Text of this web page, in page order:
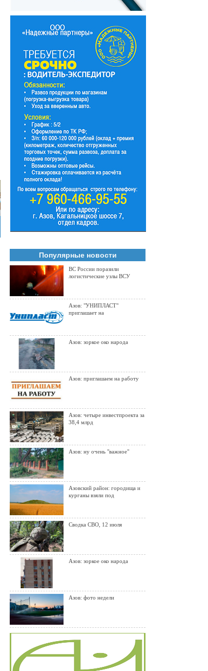
Популярные новости
ВС России поразили
логистические узлы ВСУ
Азов: "УНИПЛАСТ"
приглашает на
Азов: зоркое око народа
Азов: приглашаем на работу
Азов: четыре инвестпроекта за
38,4 млрд
Азов: ну очень "важное"
Азовский район: городища и
курганы взяли под
Сводка СВО, 12 июля
Азов: зоркое око народа
Азов: фото недели